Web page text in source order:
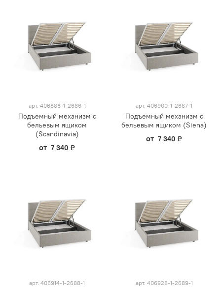
арт. 406886-1-2686-1
Подъемный механизм с
бельевым ящиком
(Scandinavia)
от 7 340 ₽
арт. 406900-1-2687-1
Подъемный механизм с
бельевым ящиком (Siena)
от 7 340 ₽
арт. 406914-1-2688-1 арт. 406928-1-2689-1